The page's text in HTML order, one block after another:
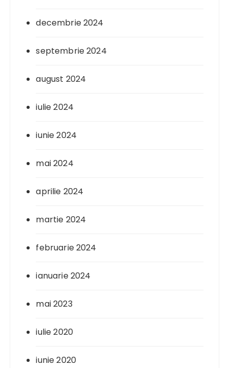
decembrie 2024
septembrie 2024
august 2024
iulie 2024
iunie 2024
mai 2024
aprilie 2024
martie 2024
februarie 2024
ianuarie 2024
mai 2023
iulie 2020
iunie 2020